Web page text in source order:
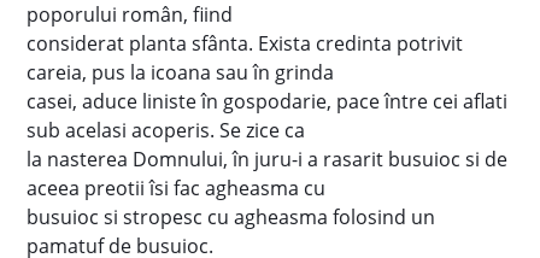
poporului român, fiind
considerat planta sfânta. Exista credinta potrivit
careia, pus la icoana sau în grinda
casei, aduce liniste în gospodarie, pace între cei aflati
sub acelasi acoperis. Se zice ca
la nasterea Domnului, în juru-i a rasarit busuioc si de
aceea preotii îsi fac agheasma cu
busuioc si stropesc cu agheasma folosind un
pamatuf de busuioc.